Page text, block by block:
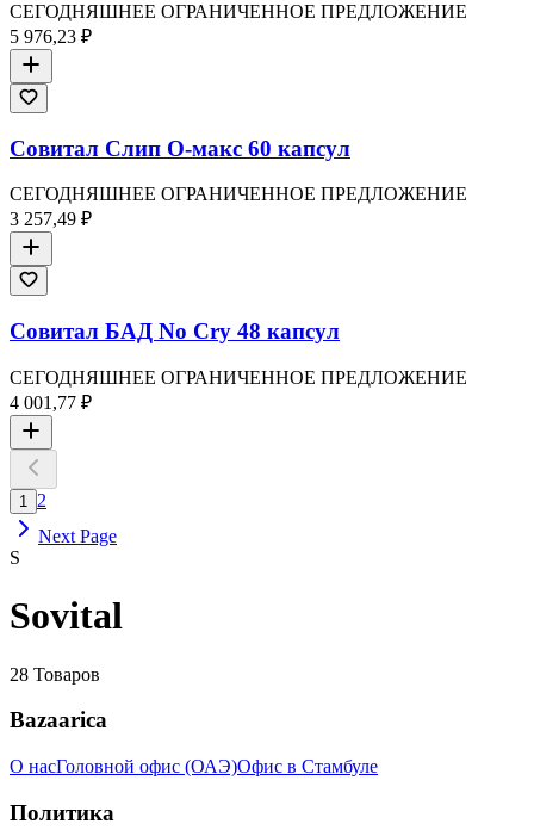
СЕГОДНЯШНЕЕ ОГРАНИЧЕННОЕ ПРЕДЛОЖЕНИЕ
5 976,23 ₽
Совитал Слип О-макс 60 капсул
СЕГОДНЯШНЕЕ ОГРАНИЧЕННОЕ ПРЕДЛОЖЕНИЕ
3 257,49 ₽
Совитал БАД No Cry 48 капсул
СЕГОДНЯШНЕЕ ОГРАНИЧЕННОЕ ПРЕДЛОЖЕНИЕ
4 001,77 ₽
1
2
Next Page
S
Sovital
28 Товаров
Bazaarica
О насГоловной офис (ОАЭ)Офис в Стамбуле
Политика